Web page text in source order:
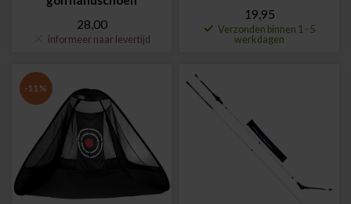
28,00
informeer naar levertijd
19,95
Verzonden binnen 1 - 5
werkdagen
-11%